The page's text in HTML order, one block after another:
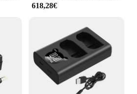
618,28€